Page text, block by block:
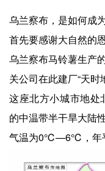
乌兰察布，是如何成
首先要感谢大自然的恩
乌兰察布马铃薯生产
关公司在此建厂“天时
这座北方小城市地处
的中温带半干旱大陆
气温为0℃—6℃，年